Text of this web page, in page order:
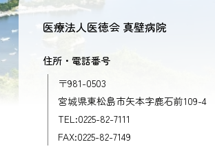
医療法人医徳会 真壁病院
住所・電話番号
〒981-0503
宮城県東松島市矢本字鹿石前109-4
TEL:0225-82-7111
FAX:0225-82-7149